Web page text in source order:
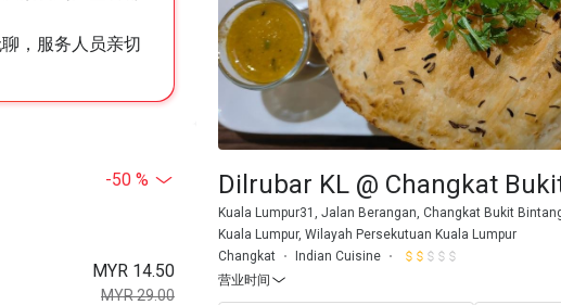
，服务人员亲切
-50 %
MYR 14.50
MYR 29.00
Dilrubar KL @ Changkat
Kuala Lumpur31, Jalan Berangan, Changkat Bukit
Kuala Lumpur, Wilayah Persekutuan Kuala Lumpur
Changkat
Indian Cuisine
营业时间